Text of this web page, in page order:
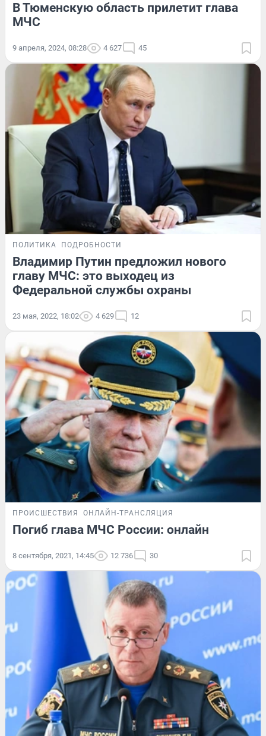
В Тюменскую область прилетит глава
МЧС
9 апреля, 2024, 08:28 4 627 45
ПОЛИТИКА ПОДРОБНОСТИ
Владимир Путин предложил нового
главу МЧС: это выходец из
Федеральной службы охраны
23 мая, 2022, 18:02 4 629 12
ПРОИСШЕСТВИЯ ОНЛАЙН-ТРАНСЛЯЦИЯ
Погиб глава МЧС России: онлайн
8 сентября, 2021, 14:45 12 736 30